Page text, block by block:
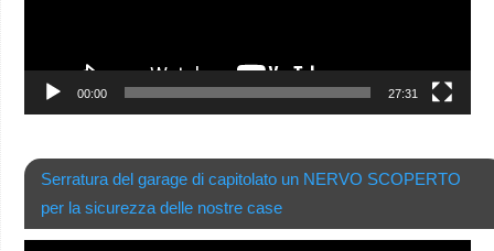
00:00 27:31
Serratura del garage di capitolato un NERVO SCOPERTO
per la sicurezza delle nostre case